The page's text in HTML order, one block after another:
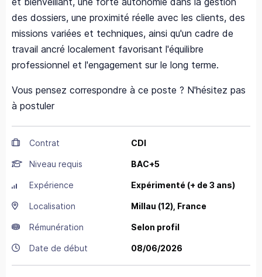
des dossiers, une proximité réelle avec les clients, des
missions variées et techniques, ainsi qu'un cadre de
travail ancré localement favorisant l'équilibre
professionnel et l'engagement sur le long terme.
Vous pensez correspondre à ce poste ? N'hésitez pas
à postuler
Contrat CDI
Niveau requis BAC+5
Expérience Expérimenté (+ de 3 ans)
Localisation Millau (12), France
Rémunération Selon profil
Date de début 08/06/2026